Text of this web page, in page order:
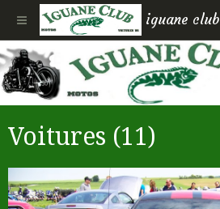
iguane club
Voitures (11)